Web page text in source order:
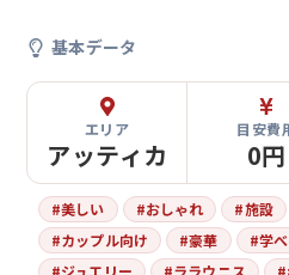
基本データ
エリア
アッティカ
目安費
0円
#美しい #おしゃれ #施設
#カップル向け #豪華 #学